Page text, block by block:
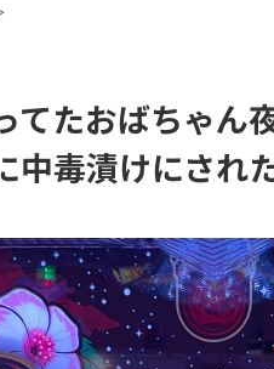
てたおばちゃん
中毒漬けにされ